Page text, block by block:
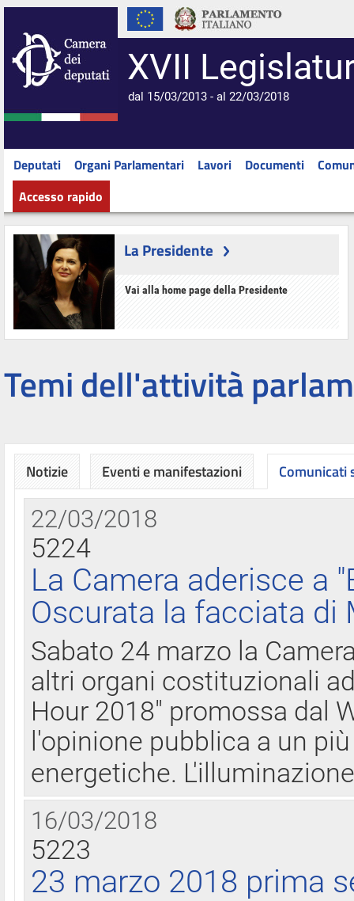
XVII
dal 15/03/2013 - al 22/03/2018
Deputati Organi Parlamentari Lavori Documenti
Accesso rapido
La Presidente
Vai alla home page della Presidente
Temi dell'attività
Notizie Eventi e manifestazioni Comunicati
22/03/2018
5224
La Camera aderisce a
Oscurata la facciata di
Sabato 24 marzo la
altri organi costituzionali
Hour 2018" promossa dal
l'opinione pubblica a un
energetiche.
16/03/2018
5223
23 marzo 2018 prima